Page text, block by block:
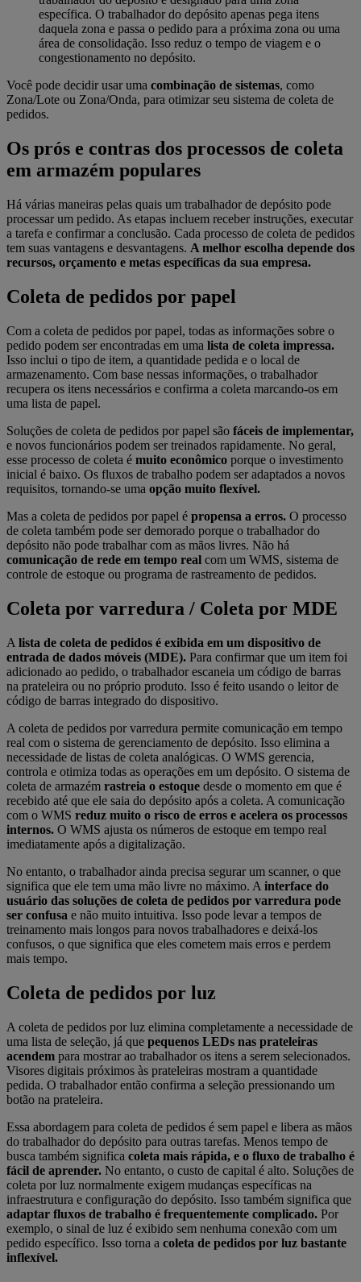
específica. O trabalhador do depósito apenas pega itens
daquela zona e passa o pedido para a próxima zona ou uma
área de consolidação. Isso reduz o tempo de viagem e o
congestionamento no depósito.
Você pode decidir usar uma combinação de sistemas, como
Zona/Lote ou Zona/Onda, para otimizar seu sistema de coleta de
pedidos.
Os prós e contras dos processos de coleta
em armazém populares
Há várias maneiras pelas quais um trabalhador de depósito pode
processar um pedido. As etapas incluem receber instruções, executar
a tarefa e confirmar a conclusão. Cada processo de coleta de pedidos
tem suas vantagens e desvantagens. A melhor escolha depende dos
recursos, orçamento e metas específicas da sua empresa.
Coleta de pedidos por papel
Com a coleta de pedidos por papel, todas as informações sobre o
pedido podem ser encontradas em uma lista de coleta impressa.
Isso inclui o tipo de item, a quantidade pedida e o local de
armazenamento. Com base nessas informações, o trabalhador
recupera os itens necessários e confirma a coleta marcando-os em
uma lista de papel.
Soluções de coleta de pedidos por papel são fáceis de implementar,
e novos funcionários podem ser treinados rapidamente. No geral,
esse processo de coleta é muito econômico porque o investimento
inicial é baixo. Os fluxos de trabalho podem ser adaptados a novos
requisitos, tornando-se uma opção muito flexível.
Mas a coleta de pedidos por papel é propensa a erros. O processo
de coleta também pode ser demorado porque o trabalhador do
depósito não pode trabalhar com as mãos livres. Não há
comunicação de rede em tempo real com um WMS, sistema de
controle de estoque ou programa de rastreamento de pedidos.
Coleta por varredura / Coleta por MDE
A lista de coleta de pedidos é exibida em um dispositivo de
entrada de dados móveis (MDE). Para confirmar que um item foi
adicionado ao pedido, o trabalhador escaneia um código de barras
na prateleira ou no próprio produto. Isso é feito usando o leitor de
código de barras integrado do dispositivo.
A coleta de pedidos por varredura permite comunicação em tempo
real com o sistema de gerenciamento de depósito. Isso elimina a
necessidade de listas de coleta analógicas. O WMS gerencia,
controla e otimiza todas as operações em um depósito. O sistema de
coleta de armazém rastreia o estoque desde o momento em que é
recebido até que ele saia do depósito após a coleta. A comunicação
com o WMS reduz muito o risco de erros e acelera os processos
internos. O WMS ajusta os números de estoque em tempo real
imediatamente após a digitalização.
No entanto, o trabalhador ainda precisa segurar um scanner, o que
significa que ele tem uma mão livre no máximo. A interface do
usuário das soluções de coleta de pedidos por varredura pode
ser confusa e não muito intuitiva. Isso pode levar a tempos de
treinamento mais longos para novos trabalhadores e deixá-los
confusos, o que significa que eles cometem mais erros e perdem
mais tempo.
Coleta de pedidos por luz
A coleta de pedidos por luz elimina completamente a necessidade de
uma lista de seleção, já que pequenos LEDs nas prateleiras
acendem para mostrar ao trabalhador os itens a serem selecionados.
Visores digitais próximos às prateleiras mostram a quantidade
pedida. O trabalhador então confirma a seleção pressionando um
botão na prateleira.
Essa abordagem para coleta de pedidos é sem papel e libera as mãos
do trabalhador do depósito para outras tarefas. Menos tempo de
busca também significa coleta mais rápida, e o fluxo de trabalho é
fácil de aprender. No entanto, o custo de capital é alto. Soluções de
coleta por luz normalmente exigem mudanças específicas na
infraestrutura e configuração do depósito. Isso também significa que
adaptar fluxos de trabalho é frequentemente complicado. Por
exemplo, o sinal de luz é exibido sem nenhuma conexão com um
pedido específico. Isso torna a coleta de pedidos por luz bastante
inflexível.